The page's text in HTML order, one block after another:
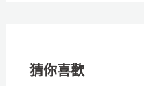
猜你喜歡